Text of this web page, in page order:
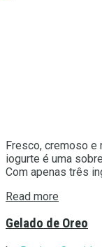
Fresco, cremoso e
iogurte é uma
Com apenas três
Read more
Gelado de Oreo